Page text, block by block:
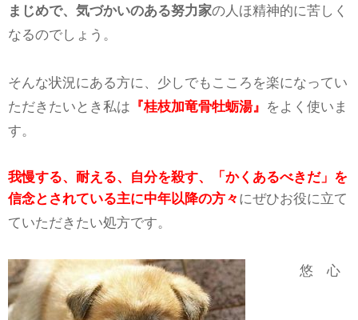
まじめで、気づかいのある努力家の人ほ精神的に苦しく
なるのでしょう。
そんな状況にある方に、少しでもこころを楽になってい
ただきたいとき私は 『桂枝加竜骨牡蛎湯』 をよく使いま
す。
我慢する、耐える、自分を殺す、「かくあるべきだ」を
信念とされている主に中年以降の方々 にぜひお役に立て
ていただきたい処方です。
悠 心